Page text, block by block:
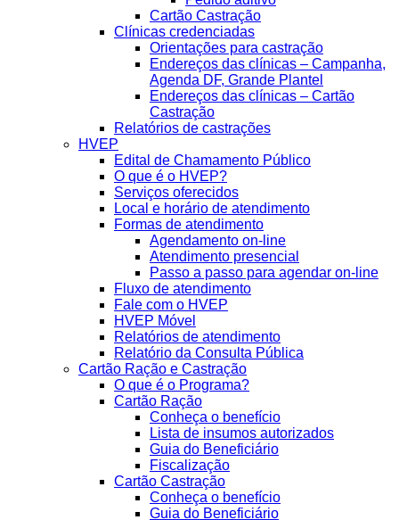
Cartão Castração
Clínicas credenciadas
Orientações para castração
Endereços das clínicas – Campanha,
Agenda DF, Grande Plantel
Endereços das clínicas – Cartão
Castração
Relatórios de castrações
HVEP
Edital de Chamamento Público
O que é o HVEP?
Serviços oferecidos
Local e horário de atendimento
Formas de atendimento
Agendamento on-line
Atendimento presencial
Passo a passo para agendar on-line
Fluxo de atendimento
Fale com o HVEP
HVEP Móvel
Relatórios de atendimento
Relatório da Consulta Pública
Cartão Ração e Castração
O que é o Programa?
Cartão Ração
Conheça o benefício
Lista de insumos autorizados
Guia do Beneficiário
Fiscalização
Cartão Castração
Conheça o benefício
Guia do Beneficiário